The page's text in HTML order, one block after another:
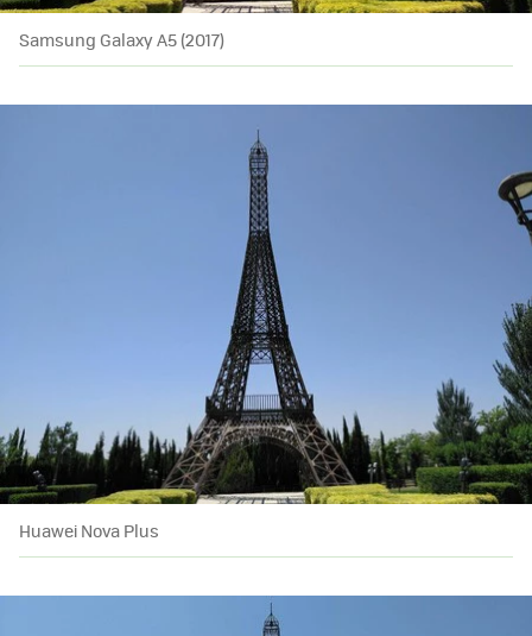
Samsung Galaxy A5 (2017)
Huawei Nova Plus